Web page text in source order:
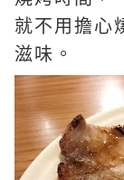
就不用擔心
滋味。